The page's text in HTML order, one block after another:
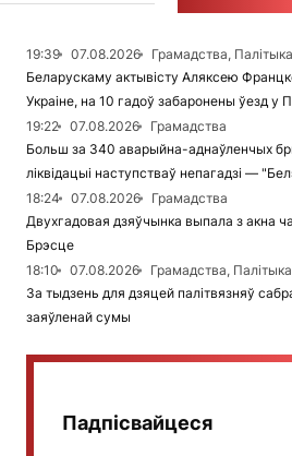
19:39 07.08.2026
Грамадства, Палітыка
Беларускаму актывісту Аляксею
Украіне, на 10 гадоў забаронены ўезд у
19:22
07.08.2026
Грамадства
Больш за 340 аварыйна-аднаўленчых
ліквідацыі наступстваў непагадзі —
18:24
07.08.2026
Грамадства
Двухгадовая дзяўчынка выпала з акна
Брэсце
18:10
07.08.2026
Грамадства, Палітыка
За тыдзень для дзяцей палітвязняў
заяўленай сумы
Падпісвайцеся